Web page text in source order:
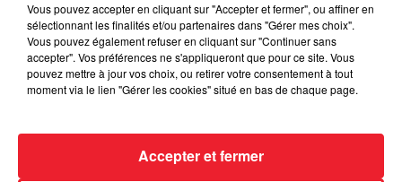
LE GOOD MORNING ALSACE SUR RADIO ECN : ÉMISSION
DU MERCREDI 30 NOVEMBRE 2022
Vous pouvez accepter en cliquant sur "Accepter et fermer", ou affiner en
sélectionnant les finalités et/ou partenaires dans "Gérer mes choix".
Vous pouvez également refuser en cliquant sur "Continuer sans
accepter". Vos préférences ne s'appliqueront que pour ce site. Vous
pouvez mettre à jour vos choix, ou retirer votre consentement à tout
moment via le lien "Gérer les cookies" situé en bas de chaque page.
Accepter et fermer